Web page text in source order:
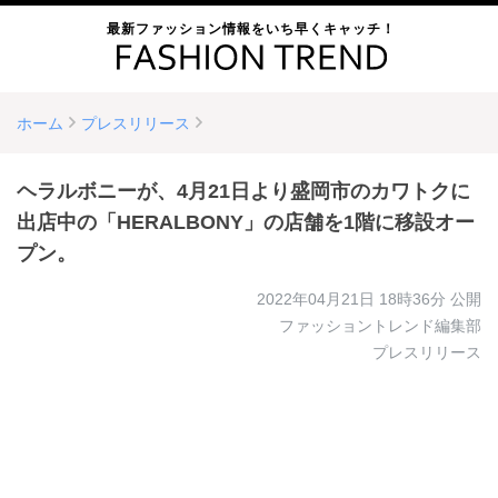
最新ファッション情報をいち早くキャッチ！
ホーム プレスリリース
ヘラルボニーが、4月21日より盛岡市のカワトクに
出店中の「HERALBONY」の店舗を1階に移設オー
プン。
2022年04月21日 18時36分 公開
ファッショントレンド編集部
プレスリリース